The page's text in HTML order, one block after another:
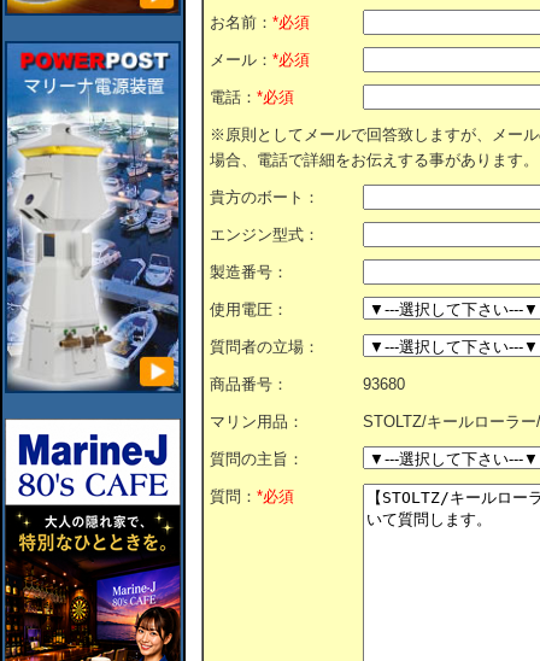
お名前： *必須
メール： *必須
電話： *必須
※原則としてメールで回答致しますが、メー
場合、電話で詳細をお伝えする事があります。
貴方のボート：
エンジン型式：
製造番号：
使用電圧：
質問者の立場：
商品番号： 93680
マリン用品： STOLTZ/キールローラ
質問の主旨：
質問： *必須